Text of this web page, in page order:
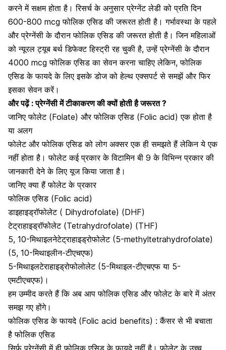
करने में सक्षम होता है। रिसर्च के अनुसार प्रेग्नेंट लेडी को प्रति दिन
600-800 mcg फोलिक एसिड की जरूरत होती है। गर्भावस्था के पहले
और प्रेग्नेंसी के दौरान फोलिक एसिड की जरूरत होती है। जिन महिलाओं
को न्यूरल ट्यूब बर्थ डिफेक्ट हिस्ट्री रह चुकी है, उन्हें प्रेग्नेंसी के दौरान
4000 mcg फोलिक एसिड का सेवन करना चाहिए लेकिन, फोलिक
एसिड के फायदे के लिए इसके डोज को हेल्थ एक्सपर्ट से समझें और फिर
इसका सेवन करें।
और पढ़ें :प्रेग्नेंसी में टीकाकरण की क्यों होती है जरूरत ?
जानिए फोलेट (Folate) और फोलिक एसिड (Folic acid) एक होता है
या अलग
फोलेट और फोलिक एसिड को लोग अक्सर एक ही समझते हैं लेकिन ये एक
नहीं होता है। फोलेट कई प्रकार के विटामिन बी 9 के विभिन्न प्रकार की
जानकारी देने के लिए यूज किया जाता है।
जानिए क्या हैं फोलेट के प्रकार
फोलिक एसिड (Folic acid)
डाइहाइड्रॉफोलेट ( Dihydrofolate) (DHF)
टेट्राहाइड्रॉफोलेट (Tetrahydrofolate) (THF)
5, 10-मिथाइलनेटेट्राहाइड्रोफोलेट (5-methyltetrahydrofolate)
(5, 10-मिथाइलीन-टीएचएफ)
5-मिथाइलटेराहाइड्रोफोलोलेट (5-मिथाइल-टीएचएफ या 5-
एमटीएचएफ)।
हम उम्मीद करते हैं कि अब आप फोलिक एसिड और फोलेट के बारे में अंतर
समझ गए होंगे।
फोलिक एसिड के फायदे (Folic acid benefits) : कैंसर से भी बचाता
है फोलिक एसिड
सिर्फ प्रेग्नेंसी में ही फोलिक एसिड के फायदे नहीं है। फोलेट के उच्च